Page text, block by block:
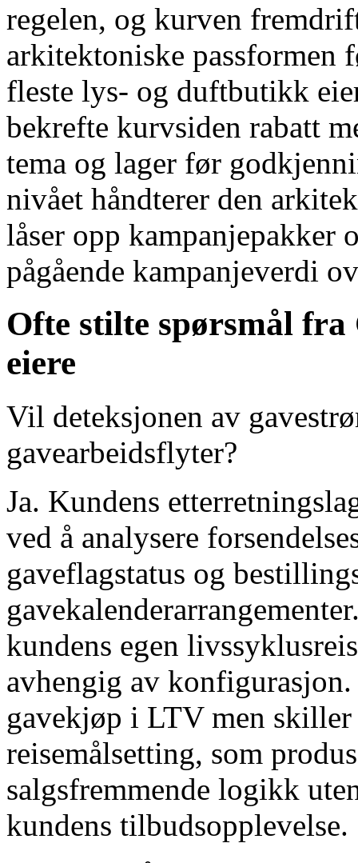
regelen, og kurven
arkitektoniske passformen
fleste lys- og duftbutikk
bekrefte kurvsiden rabatt
tema og lager før
nivået håndterer den
låser opp kampanjepakker
pågående kampanjeverdi
Ofte stilte spørsmål fra
eiere
Vil deteksjonen av
gavearbeidsflyter?
Ja. Kundens
ved å analysere
gaveflagstatus og
kundens egen
avhengig av
gavekjøp i LTV men
reisemålsetting, som
salgsfremmende logikk
kundens tilbudsopplevelse.